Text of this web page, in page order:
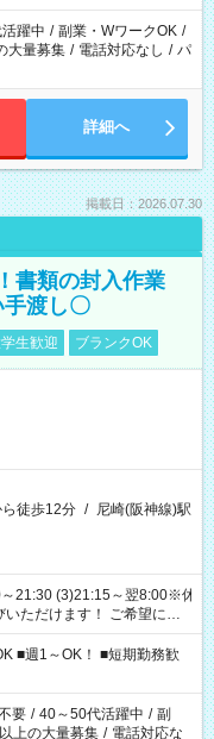
躍中 / 副業・WワークOK /
大量募集 / 電話対応なし / パ
詳細へ
掲載日：2026.07.30
書類の封入作業
渡し〇
生歓迎 ブランクOK
徒歩12分 / 尼崎(阪神線)駅
21:30 (3)21:15～翌8:00※休
ただけます！ ご希望に合
22時/20-翌4時/21-翌5
で選んで頂ける完全自由シ
■週1～OK！ ■短期勤務歓
要 / 40～50代活躍中 / 副
上の大量募集 / 電話対応な